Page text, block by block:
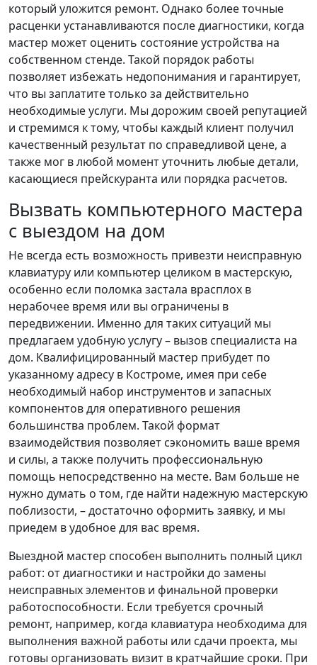
который уложится ремонт. Однако более точные
расценки устанавливаются после диагностики, когда
мастер может оценить состояние устройства на
собственном стенде. Такой порядок работы
позволяет избежать недопонимания и гарантирует,
что вы заплатите только за действительно
необходимые услуги. Мы дорожим своей репутацией
и стремимся к тому, чтобы каждый клиент получил
качественный результат по справедливой цене, а
также мог в любой момент уточнить любые детали,
касающиеся прейскуранта или порядка расчетов.
Вызвать компьютерного мастера
с выездом на дом
Не всегда есть возможность привезти неисправную
клавиатуру или компьютер целиком в мастерскую,
особенно если поломка застала врасплох в
нерабочее время или вы ограничены в
передвижении. Именно для таких ситуаций мы
предлагаем удобную услугу – вызов специалиста на
дом. Квалифицированный мастер прибудет по
указанному адресу в Костроме, имея при себе
необходимый набор инструментов и запасных
компонентов для оперативного решения
большинства проблем. Такой формат
взаимодействия позволяет сэкономить ваше время
и силы, а также получить профессиональную
помощь непосредственно на месте. Вам больше не
нужно думать о том, где найти надежную мастерскую
поблизости, – достаточно оформить заявку, и мы
приедем в удобное для вас время.
Выездной мастер способен выполнить полный цикл
работ: от диагностики и настройки до замены
неисправных элементов и финальной проверки
работоспособности. Если требуется срочный
ремонт, например, когда клавиатура необходима для
выполнения важной работы или сдачи проекта, мы
готовы организовать визит в кратчайшие сроки. При